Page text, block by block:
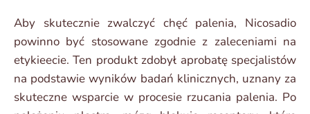
Aby skutecznie zwalczyć chęć palenia, Nicosadio
powinno być stosowane zgodnie z zaleceniami na
etykieecie. Ten produkt zdobył aprobatę specjalistów
na podstawie wyników badań klinicznych, uznany za
skuteczne wsparcie w procesie rzucania palenia. Po